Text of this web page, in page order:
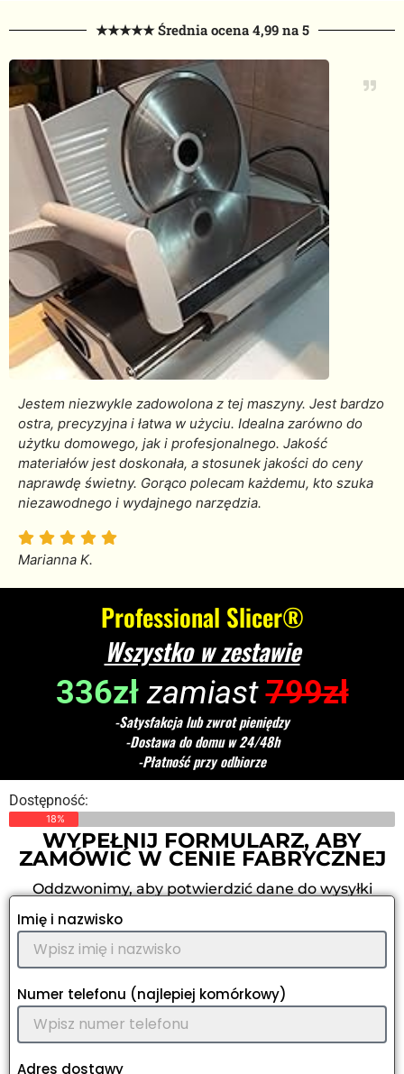
★★★★★ Średnia ocena 4,99 na 5
Jestem niezwykle zadowolona z tej maszyny. Jest bardzo
ostra, precyzyjna i łatwa w użyciu. Idealna zarówno do
użytku domowego, jak i profesjonalnego. Jakość
materiałów jest doskonała, a stosunek jakości do ceny
naprawdę świetny. Gorąco polecam każdemu, kto szuka
niezawodnego i wydajnego narzędzia.
Marianna K.
Professional Slicer®
Wszystko w zestawie
336złzamiast799zł
-Satysfakcja lub zwrot pieniędzy
-Dostawa do domu w 24/48h
-Płatność przy odbiorze
Dostępność:
18%
WYPEŁNIJ FORMULARZ, ABY
ZAMÓWIĆ W CENIE FABRYCZNEJ
Oddzwonimy, aby potwierdzić dane do wysyłki
Imię i nazwisko
Numer telefonu (najlepiej komórkowy)
Adres dostawy